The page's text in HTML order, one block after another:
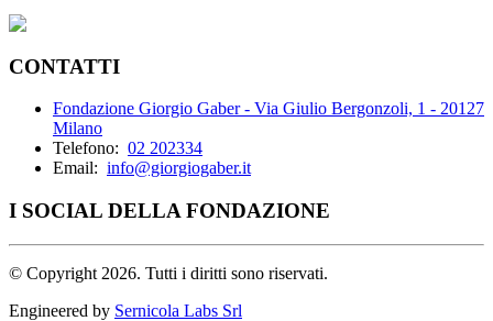
CONTATTI
Fondazione Giorgio Gaber - Via Giulio Bergonzoli, 1 - 20127
Milano
Telefono: 02 202334
Email: info@giorgiogaber.it
I SOCIAL DELLA FONDAZIONE
© Copyright 2026. Tutti i diritti sono riservati.
Engineered by Sernicola Labs Srl